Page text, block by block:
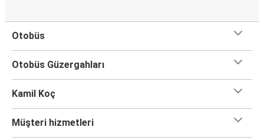
Otobüs
Otobüs Güzergahları
Kamil Koç
Müşteri hizmetleri